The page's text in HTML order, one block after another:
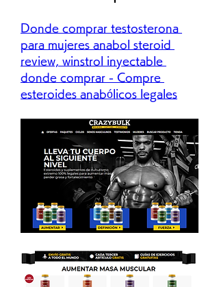
Donde comprar testosterona
para mujeres anabol steroid
review, winstrol inyectable
donde comprar - Compre
esteroides anabólicos legales